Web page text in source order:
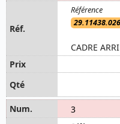
29.11438.026
CADRE
3